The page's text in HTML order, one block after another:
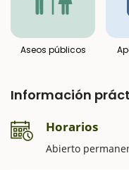
Aseos públicos
Información
Horarios
Abierto